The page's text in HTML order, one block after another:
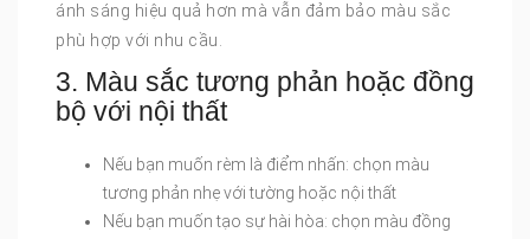
ánh sáng hiệu quả hơn mà vẫn đảm bảo màu sắc
phù hợp với nhu cầu.
3. Màu sắc tương phản hoặc đồng
bộ với nội thất
Nếu bạn muốn rèm là điểm nhấn: chọn màu
tương phản nhẹ với tường hoặc nội thất
Nếu bạn muốn tạo sự hài hòa: chọn màu đồng